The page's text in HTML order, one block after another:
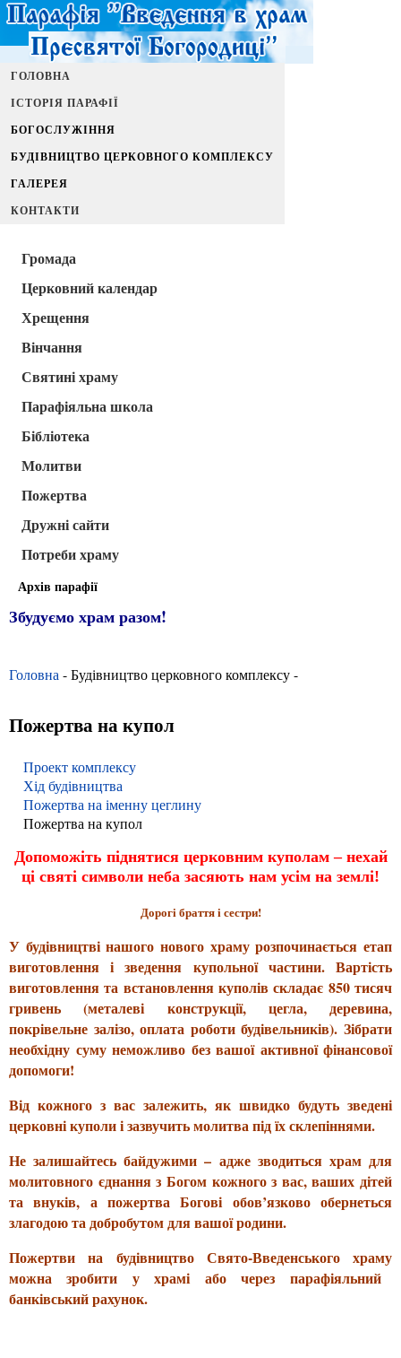
ГОЛОВНА
ІСТОРІЯ ПАРАФІЇ
БОГОСЛУЖІННЯ
БУДІВНИЦТВО ЦЕРКОВНОГО КОМПЛЕКСУ
ГАЛЕРЕЯ
КОНТАКТИ
Громада
Церковний календар
Хрещення
Вінчання
Святині храму
Парафіяльна школа
Бібліотека
Молитви
Пожертва
Дружні сайти
Потреби храму
Архів парафії
Збудуємо храм разом!
Головна - Будівництво церковного комплексу -
Пожертва на купол
Проект комплексу
Хід будівництва
Пожертва на іменну цеглину
Пожертва на купол
Допоможіть піднятися церковним куполам – нехай
ці святі символи неба засяють нам усім на землі!
Дорогі браття і сестри!
У будівництві нашого нового храму розпочинається етап
виготовлення і зведення купольної частини. Вартість
виготовлення та встановлення куполів складає 850 тисяч
гривень (металеві конструкції, цегла, деревина,
покрівельне залізо, оплата роботи будівельників). Зібрати
необхідну суму неможливо без вашої активної фінансової
допомоги!
Від кожного з вас залежить, як швидко будуть зведені
церковні куполи і зазвучить молитва під їх склепіннями.
Не залишайтесь байдужими – адже зводиться храм для
молитовного єднання з Богом кожного з вас, ваших дітей
та внуків, апожертва Богові обов’язково обернеться
злагодою та добробутомдля вашої родини.
Пожертви на
будівництво Свято-Введенського храму
можна зробити у храмі або через парафіяльний
банківський рахунок.